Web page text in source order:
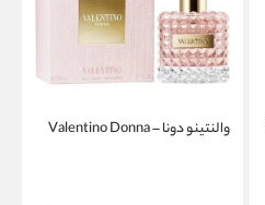
والنتینو دونا – Valentino Donna